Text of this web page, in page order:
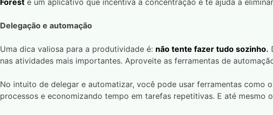
Delegação e automação
Uma dica valiosa para a produtividade é: não tente fazer tudo sozinho.
nas atividades mais importantes. Aproveite as ferramentas de
No intuito de delegar e automatizar, você pode usar ferramentas como o
processos e economizando tempo em tarefas repetitivas. E até mesmo o